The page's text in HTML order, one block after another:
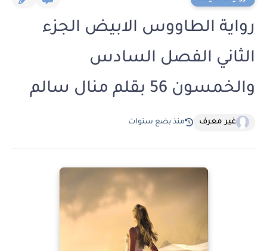
رواية الطاووس الابيض الجزء
الثاني الفصل السادس
والخمسون 56 بقلم منال سالم
غير معرف منذ بضع سنوات